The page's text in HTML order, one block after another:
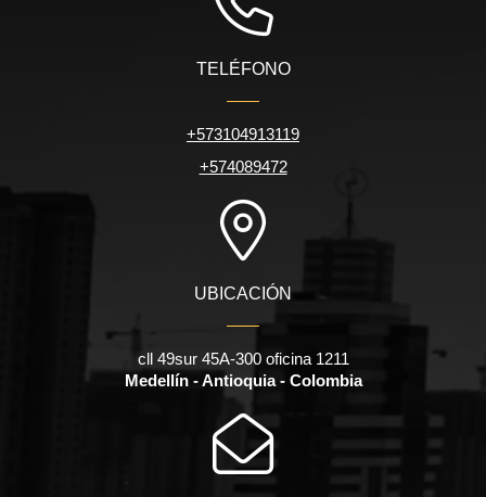
TELÉFONO
+573104913119
+574089472
UBICACIÓN
cll 49sur 45A-300 oficina 1211
Medellín - Antioquia - Colombia